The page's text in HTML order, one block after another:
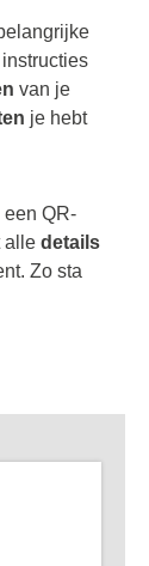
van je
je hebt
QR-
alle details
Zo sta